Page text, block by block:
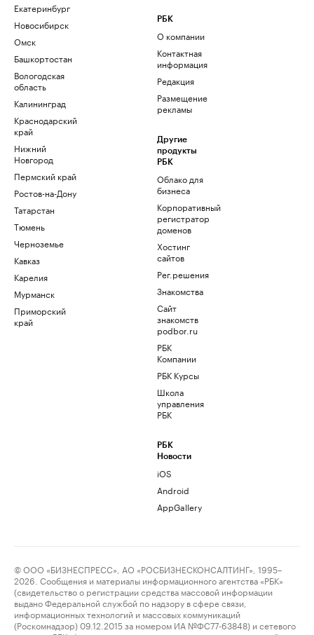
Екатеринбург
Новосибирск
Омск
Башкортостан
Вологодская
область
Калининград
Краснодарский
край
Нижний
Новгород
Пермский край
Ростов-на-Дону
Татарстан
Тюмень
Черноземье
Кавказ
Карелия
Мурманск
Приморский
край
РБК
О компании
Контактная
информация
Редакция
Размещение
рекламы
Другие
продукты
РБК
Облако для
бизнеса
Корпоративный
регистратор
доменов
Хостинг
сайтов
Рег.решения
Знакомства
Сайт
знакомств
podbor.ru
РБК
Компании
РБК Курсы
Школа
управления
РБК
РБК
Новости
iOS
Android
AppGallery
© ООО «БИЗНЕСПРЕСС», АО «РОСБИЗНЕСКОНСАЛТИНГ», 1995–
2026. Сообщения и материалы информационного агентства «РБК»
(свидетельство о регистрации средства массовой информации
выдано Федеральной службой по надзору в сфере связи,
информационных технологий и массовых коммуникаций
(Роскомнадзор) 09.12.2015 за номером ИА №ФС77-63848) и сетевого